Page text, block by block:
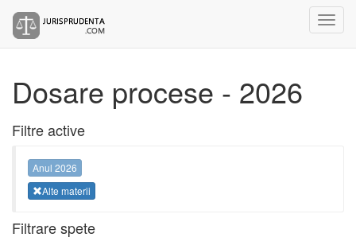
Dosare procese - 2026
Filtre active
Anul 2026
Alte materii
Filtrare spete